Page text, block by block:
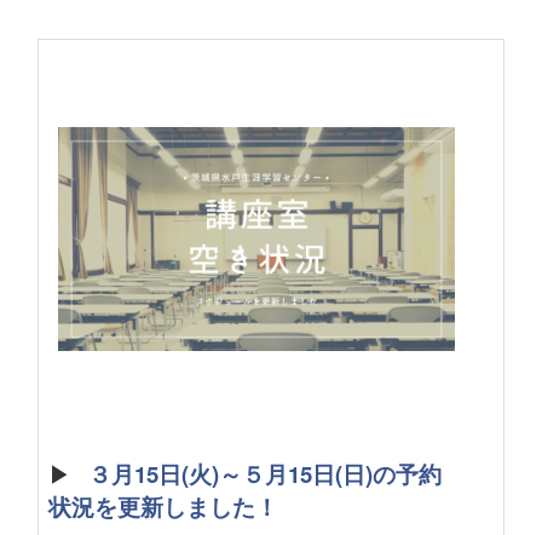
▶
３月15日(火)～５月15日(日)の予約
状況を更新しました！